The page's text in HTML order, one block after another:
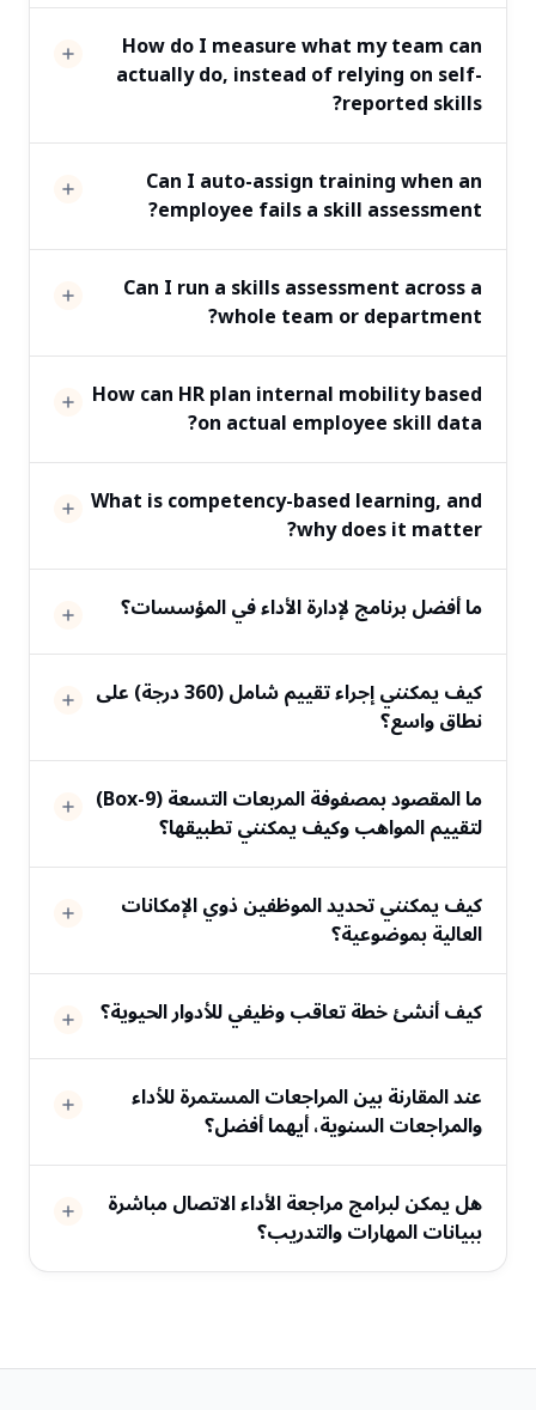
How do I measure what my team can
actually do, instead of relying on self-
reported skills?
Can I auto-assign training when an
employee fails a skill assessment?
Can I run a skills assessment across a
whole team or department?
How can HR plan internal mobility based
on actual employee skill data?
What is competency-based learning, and
why does it matter?
ما أفضل برنامج لإدارة الأداء في المؤسسات؟
كيف يمكنني إجراء تقييم شامل (360 درجة) على
نطاق واسع؟
ما المقصود بمصفوفة المربعات التسعة (9-Box)
لتقييم المواهب وكيف يمكنني تطبيقها؟
كيف يمكنني تحديد الموظفين ذوي الإمكانات
العالية بموضوعية؟
كيف أنشئ خطة تعاقب وظيفي للأدوار الحيوية؟
عند المقارنة بين المراجعات المستمرة للأداء
والمراجعات السنوية، أيهما أفضل؟
هل يمكن لبرامج مراجعة الأداء الاتصال مباشرة
ببيانات المهارات والتدريب؟